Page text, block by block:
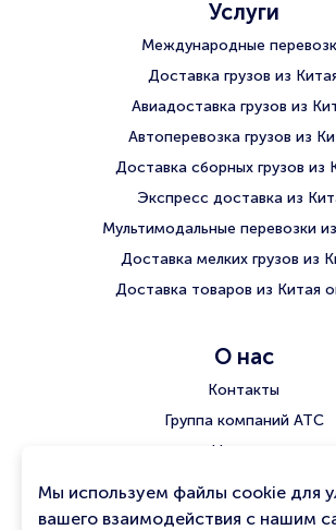
Услуги
Международные
Доставка грузов из
Авиадоставка грузов из
Автоперевозка грузов из
Доставка сборных грузов из
Экспресс доставка из
Мультимодальные перевозки
Доставка мелких грузов из
Доставка товаров из Китая
О нас
Контакты
Группа компаний АТС
Новости
Часто задаваемые
Мы используем файлы cookie для
вашего взаимодействия с нашим